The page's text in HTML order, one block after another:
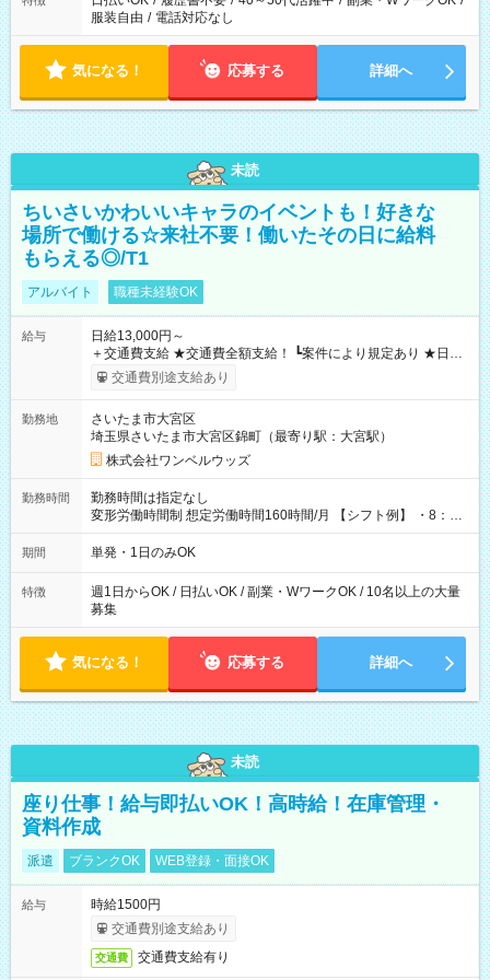
服装自由 / 電話対応なし
気になる！ 応募する 詳細へ
未読
ちいさいかわいいキャラのイベントも！好きな
場所で働ける☆来社不要！働いたその日に給料
もらえる◎/T1
アルバイト 職種未経験OK
給与
日給13,000円～
＋交通費支給 ★交通費全額支給！ ┗案件により規定あり ★日払
いOK！（規定あり） ┗働いたその日に現金GET♪ お仕事後はコ
ンビニATMから 日払い分を引き落とせます！ 【試用期間】試
交通費別途支給あり
勤務地
さいたま市大宮区
埼玉県さいたま市大宮区錦町（最寄り駅：大宮駅）
株式会社ワンベルウッズ
勤務時間
勤務時間は指定なし
変形労働時間制 想定労働時間160時間/月 【シフト例】 ・8：00
～21：00
期間 単発・1日のみOK
特徴
週1日からOK / 日払いOK / 副業・WワークOK / 10名以上の大量
募集
気になる！ 応募する 詳細へ
未読
座り仕事！給与即払いOK！高時給！在庫管理・
資料作成
派遣 ブランクOK WEB登録・面接OK
給与
時給1500円
交通費別途支給あり
交通費 交通費支給有り